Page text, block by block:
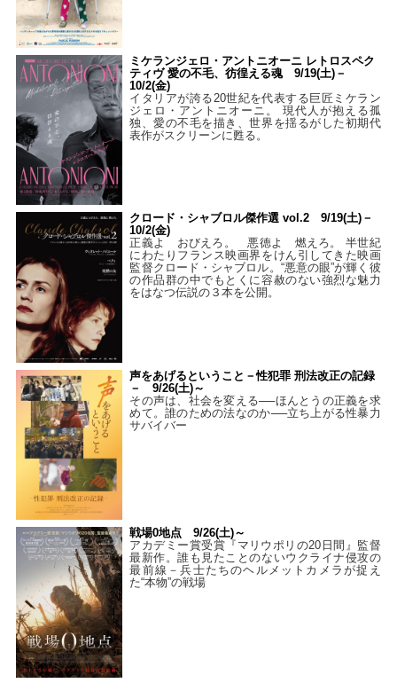
ミケランジェロ・アントニオーニ レトロスペク
ティヴ 愛の不毛、彷徨える魂 9/19(土)－
10/2(金)
イタリアが誇る20世紀を代表する巨匠ミケラン
ジェロ・アントニオーニ。 現代人が抱える孤
独、愛の不毛を描き、世界を揺るがした初期代
表作がスクリーンに甦る。
クロード・シャブロル傑作選 vol.2 9/19(土)－
10/2(金)
正義よ おびえろ。 悪徳よ 燃えろ。 半世紀
にわたりフランス映画界をけん引してきた映画
監督クロード・シャブロル。“悪意の眼”が輝く彼
の作品群の中でもとくに容赦のない強烈な魅力
をはなつ伝説の３本を公開。
声をあげるということ－性犯罪 刑法改正の記録
－ 9/26(土)～
その声は、社会を変える──ほんとうの正義を求
めて。誰のための法なのか──立ち上がる性暴力
サバイバー
戦場0地点 9/26(土)～
アカデミー賞受賞『マリウポリの20日間』監督
最新作。誰も見たことのないウクライナ侵攻の
最前線－兵士たちのヘルメットカメラが捉え
た“本物”の戦場